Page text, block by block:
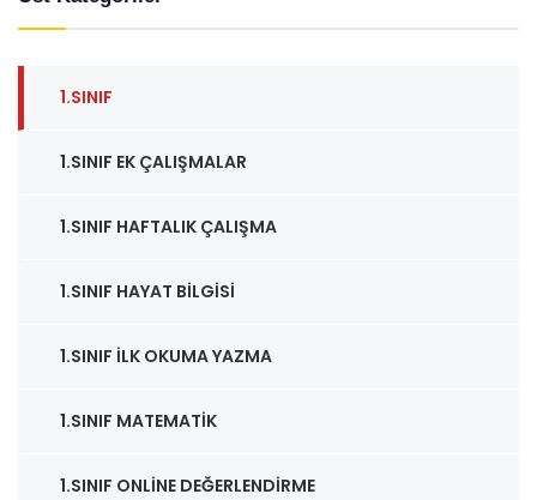
1.SINIF
1.SINIF EK ÇALIŞMALAR
1.SINIF HAFTALIK ÇALIŞMA
1.SINIF HAYAT BILGISI
1.SINIF İLK OKUMA YAZMA
1.SINIF MATEMATIK
1.SINIF ONLINE DEĞERLENDIRME